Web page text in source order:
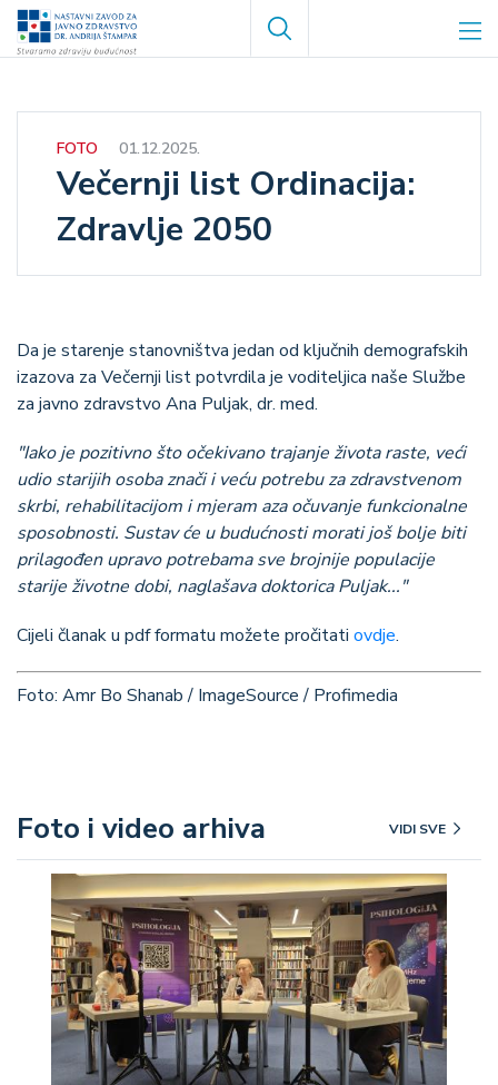
Skoči
Search
FOTO 01.12.2025.
Večernji list Ordinacija:
Zdravlje 2050
Da je starenje stanovništva jedan od ključnih demografskih
izazova za Večernji list potvrdila je voditeljica naše Službe
za javno zdravstvo Ana Puljak, dr. med.
"Iako je pozitivno što očekivano trajanje života raste, veći
udio starijih osoba znači i veću potrebu za zdravstvenom
skrbi, rehabilitacijom i mjeram aza očuvanje funkcionalne
sposobnosti. Sustav će u budućnosti morati još bolje biti
prilagođen upravo potrebama sve brojnije populacije
starije životne dobi, naglašava doktorica Puljak..."
Cijeli članak u pdf formatu možete pročitati ovdje.
Foto: Amr Bo Shanab / ImageSource / Profimedia
Foto i video arhiva VIDI SVE